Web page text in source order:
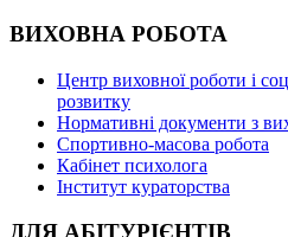
ВИХОВНА РОБОТА
Центр виховної роботи і
розвитку
Нормативні документи з
Спортивно-масова робота
Кабінет психолога
Інститут кураторства